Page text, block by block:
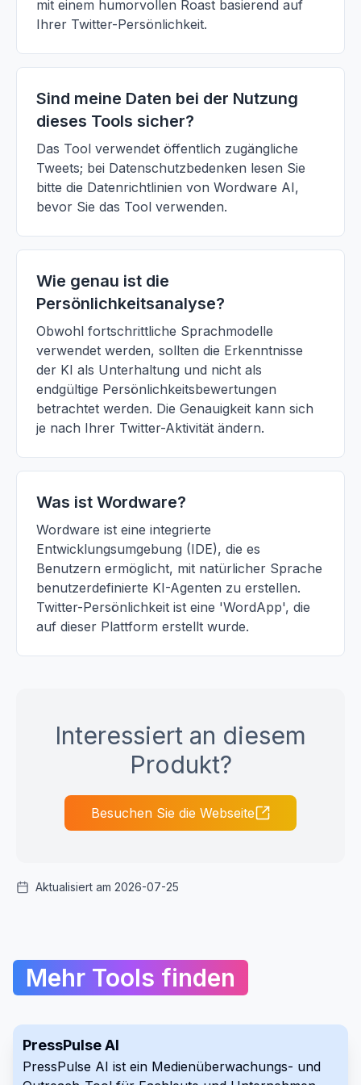
mit einem humorvollen Roast basierend auf
Ihrer Twitter-Persönlichkeit.
Sind meine Daten bei der Nutzung
dieses Tools sicher?
Das Tool verwendet öffentlich zugängliche
Tweets; bei Datenschutzbedenken lesen Sie
bitte die Datenrichtlinien von Wordware AI,
bevor Sie das Tool verwenden.
Wie genau ist die
Persönlichkeitsanalyse?
Obwohl fortschrittliche Sprachmodelle
verwendet werden, sollten die Erkenntnisse
der KI als Unterhaltung und nicht als
endgültige Persönlichkeitsbewertungen
betrachtet werden. Die Genauigkeit kann sich
je nach Ihrer Twitter-Aktivität ändern.
Was ist Wordware?
Wordware ist eine integrierte
Entwicklungsumgebung (IDE), die es
Benutzern ermöglicht, mit natürlicher Sprache
benutzerdefinierte KI-Agenten zu erstellen.
Twitter-Persönlichkeit ist eine 'WordApp', die
auf dieser Plattform erstellt wurde.
Interessiert an diesem
Produkt?
Besuchen Sie die Webseite
Aktualisiert am 2026-07-25
Mehr Tools finden
PressPulse AI
PressPulse AI ist ein Medienüberwachungs- und